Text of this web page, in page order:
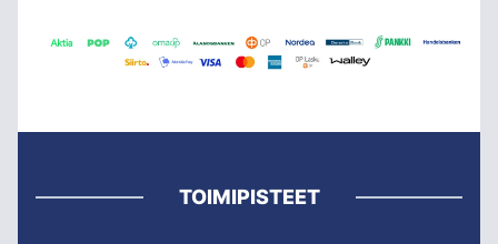
TOIMIPISTEET